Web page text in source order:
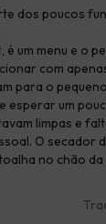
dos poucos
é um menu e o
com
para o
esperar um
limpas e
O secador
no chão